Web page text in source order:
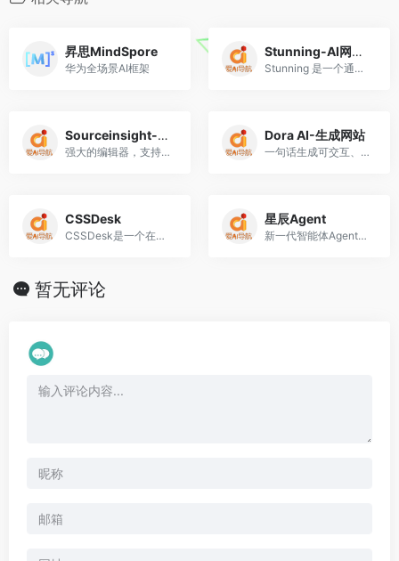
昇思MindSpore
华为全场景AI框架
Stunning-AI网站生成器
Stunning 是一个通过 AI 技术驱动的网站生成器，可以让用户在不到 30 秒的时间内创建网站。这个平台采用 NLP 和机器学习来自动定制内容和图像，并支持用户自定义添加自己的文字和图片。最重要的是，这个网站生成器无需编码，非常适合普通个人。
Sourceinsight-代码阅读神器
强大的编辑器，支持C，C++，ASM，HTML
Dora AI-生成网站
一句话生成可交互、可编辑网站
CSSDesk
CSSDesk是一个在线的HTML/CSS sandbox。输入你的HTML代码，调成CSS样式。你可以使用浏览器支持的任何一种HTML5或者CSS3标签。
星辰Agent
新一代智能体Agent开发平台
暂无评论